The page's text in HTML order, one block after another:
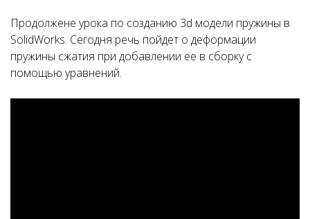
Продолжене урока по созданию 3d модели пружины в
SolidWorks. Сегодня речь пойдет о деформации
пружины сжатия при добавлении ее в сборку с
помощью уравнений.